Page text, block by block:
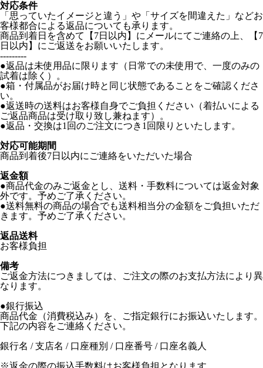
対応条件
「思っていたイメージと違う」や「サイズを間違えた」などお
客様都合による返品についても承ります。
商品到着日を含めて【7日以内】にメールにてご連絡の上、【7
日以内】にご返送をお願いいたします。
---------
●返品は未使用品に限ります（日常での未使用で、一度のみの
試着は除く）。
●箱・付属品がお届け時と同じ状態であることをご確認くださ
い。
●返送時の送料はお客様自身でご負担ください（着払いによる
ご返品商品は受け取り致し兼ねます）。
●返品・交換は1回のご注文につき1回限りといたします。
対応可能期間
商品到着後7日以内にご連絡をいただいた場合
返金額
●商品代金のみご返金とし、送料・手数料については返金対象
外です。予めご了承ください。
●送料無料の商品の場合でも送料相当分の金額をご負担いただ
きます。予めご了承ください。
返品送料
お客様負担
備考
ご返金方法につきましては、ご注文の際のお支払方法により異
なります。
●銀行振込
商品代金（消費税込み）を、ご指定銀行にお振込いたします。
下記の内容をご連絡ください。
銀行名 / 支店名 / 口座種別 / 口座番号 / 口座名義人